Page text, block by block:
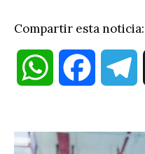
Compartir esta noticia:
W
a l